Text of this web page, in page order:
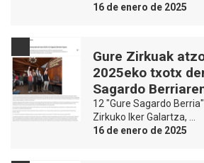
16 de enero de 2025
Gure Zirkuak
2025eko txotx
Sagardo
12 "Gure Sagardo
Zirkuko Iker Galartza, …
16 de enero de 2025